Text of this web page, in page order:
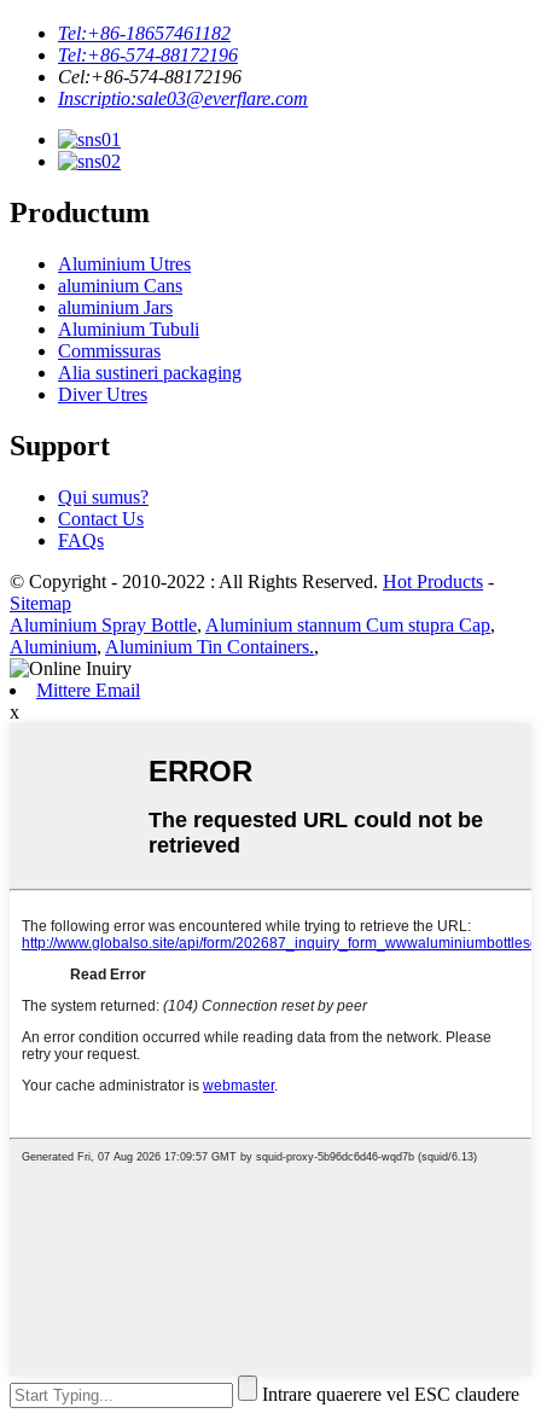
Tel:+86-18657461182
Tel:+86-574-88172196
Cel:+86-574-88172196
Inscriptio:sale03@everflare.com
Productum
Aluminium Utres
aluminium Cans
aluminium Jars
Aluminium Tubuli
Commissuras
Alia sustineri packaging
Diver Utres
Support
Qui sumus?
Contact Us
FAQs
© Copyright - 2010-2022 : All Rights Reserved. Hot Products -
Sitemap
Aluminium Spray Bottle, Aluminium stannum Cum stupra Cap,
Aluminium, Aluminium Tin Containers.,
Mittere Email
x
Intrare quaerere vel ESC claudere